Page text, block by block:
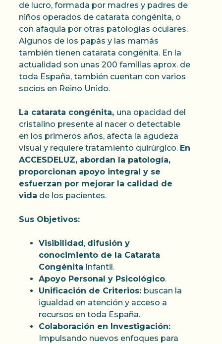
de lucro, formada por madres y padres de
niños operados de catarata congénita, o
con afaquia por otras patologías oculares.
Algunos de los papás y las mamás
también tienen catarata congénita. En la
actualidad son unas 200 familias aprox. de
toda España, también cuentan con varios
socios en Reino Unido.
La catarata congénita, una opacidad del
cristalino presente al nacer o detectable
en los primeros años, afecta la agudeza
visual y requiere tratamiento quirúrgico. En
ACCESDELUZ, abordan la patología,
proporcionan apoyo integral y se
esfuerzan por mejorar la calidad de
vida de los pacientes.
Sus Objetivos:
Visibilidad , difusión y
conocimiento de la Catarata
Congénita Infantil.
Apoyo Personal y Psicológico.
Unificación de Criterios: buscan la
igualdad en atención y acceso a
recursos en toda España.
Colaboración en Investigación:
Impulsando nuevos enfoques para